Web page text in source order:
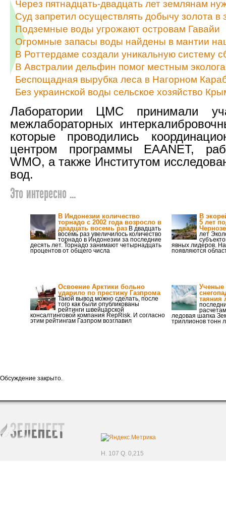
Через пятнадцать-двадцать лет землянам
Суд запретил осуществлять добычу золота в
Подземные воды угрожают островам Гавайи
Огромные запасы воды найдены в мантии
В Роттердаме создали уникальную систему
В Австралии дельфин помог местным
Беспощадная вырубка леса в Нагорном
Без украинской воды сельское хозяйство
Лаборатории ЦМС принимали
межлабораторных
которые проводились
центром программы EAANET,
WMO, а также Институтом
вод.
Это интересно ...
В Индонезии количество
торнадо с 2002 года возросло в
двадцать восемь раз В двадцать
восемь раз увеличилось количество
торнадо в Индонезии за последние
десять лет. Торнадо занимают четырнадцать
процентов от общего числа
В
5 лет
лет
явных лидеров.
появляются
Освоение Арктики больно
ударило по престижу Газпрома
Такой вывод можно сделать, после
того как были опубликованы
рейтинги швейцарской
консалтинговой компания RepRisk. И согласно
этим рейтингам Газпром возглавил
Ученые
таяния
ледовая шапка
триллионов тонн
Обсуждение закрыто.
H. 107 Q. 0,215